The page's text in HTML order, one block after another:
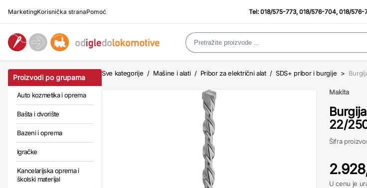
MarketingKorisnička stranaPomoć Tel:018/575-773,018/576-704,018/576-
Proizvodi po grupama
Auto kozmetika i oprema
Bašta i dvorište
Bazeni i oprema
Igračke
Kancelarijska oprema i
školski materijal
Sve kategorije / Mašine i alati / Pribor za električni alat / SDS+ pribor i burgije >
Makita
22/
Šifra
U cenu je